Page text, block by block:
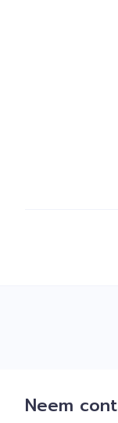
Neem